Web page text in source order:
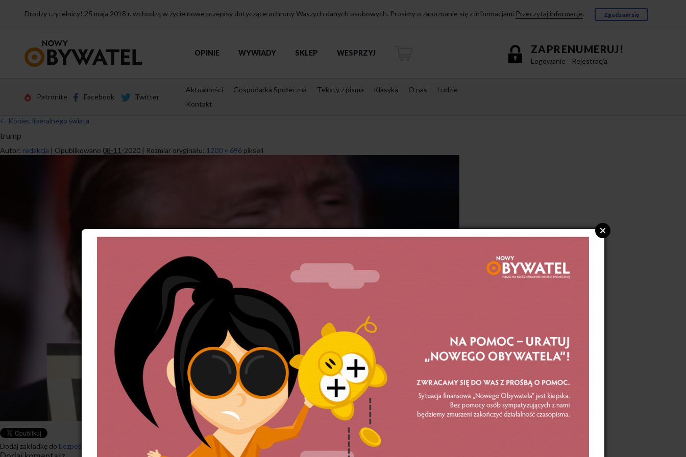
Drodzy czytelnicy! 25 maja 2018 r. wchodzą w życie nowe przepisy dotyczące ochrony Waszych danych osobowych. Prosimy o zapoznanie się z informacjami Przeczytaj informacje. Zgadzam się
strony
ZAPRENUMERUJ!
Logowanie Rejestracja
OPINIE WYWIADY SKLEP WESPRZYJ
Patronite Facebook Twitter
Aktualności Gospodarka Społeczna Teksty z pisma Klasyka O nas
Ludzie
Kontakt
← Koniec liberalnego świata
trump
Autor: redakcja | Opublikowano 08-11-2020 | Rozmiar oryginału: 1200 × 696 pikseli
Dodaj zakładkę do bezpośredniego odnośnika